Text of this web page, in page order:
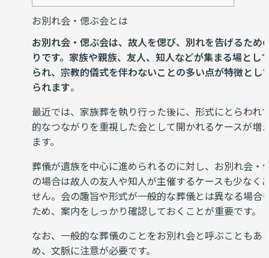
お別れ会・偲ぶ会とは
お別れ会・偲ぶ会は、故人を偲び、別れを告げるため
りです。家族や親族、友人、知人などが集まる場とし
られ、宗教的儀式を伴わないことの多い点が特徴とし
られます。
最近では、家族葬を執り行った後に、形式にとらわれ
的なつながりを重視した会として開かれるケースが増
ます。
葬儀が遺族を中心に進められるのに対し、お別れ会・
の場合は故人の友人や知人が主催するケースも少なく
せん。会の趣旨や形式が一般的な葬儀とは異なる場合
ため、案内をしっかり確認しておくことが重要です。
なお、一般的な葬儀のことをお別れ会と呼ぶこともあ
め、文脈に注意が必要です。